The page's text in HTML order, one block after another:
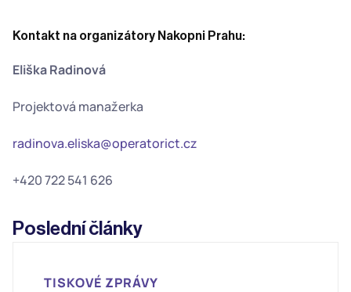
Kontakt na organizátory Nakopni Prahu:
Eliška Radinová
Projektová manažerka
radinova.eliska@operatorict.cz
+420 722 541 626
Poslední články
TISKOVÉ ZPRÁVY